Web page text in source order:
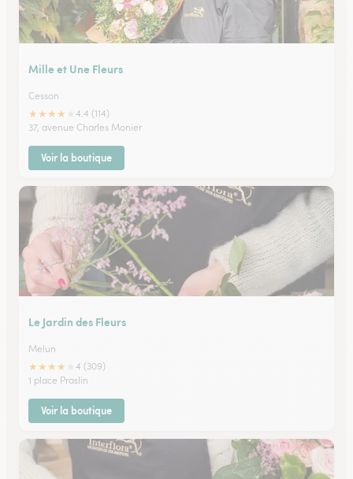
Mille et Une Fleurs
Cesson
★★★★
4.4 (114)
37, avenue Charles Monier
Voir la boutique
Le Jardin des Fleurs
Melun
★★★★
4 (309)
1 place Praslin
Voir la boutique